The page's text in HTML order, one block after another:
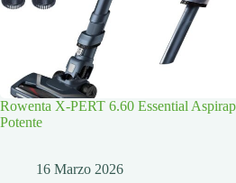
Rowenta X-PERT 6.60 Essential
Potente
16 Marzo 2026